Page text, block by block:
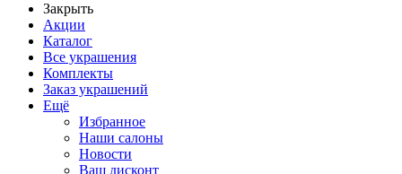
Закрыть
Акции
Каталог
Все украшения
Комплекты
Заказ украшений
Ещё
Избранное
Наши салоны
Новости
Ваш дисконт